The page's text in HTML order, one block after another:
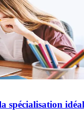
spécialisation